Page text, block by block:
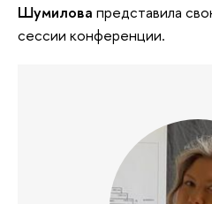
Шумилова представила
сессии конференции.